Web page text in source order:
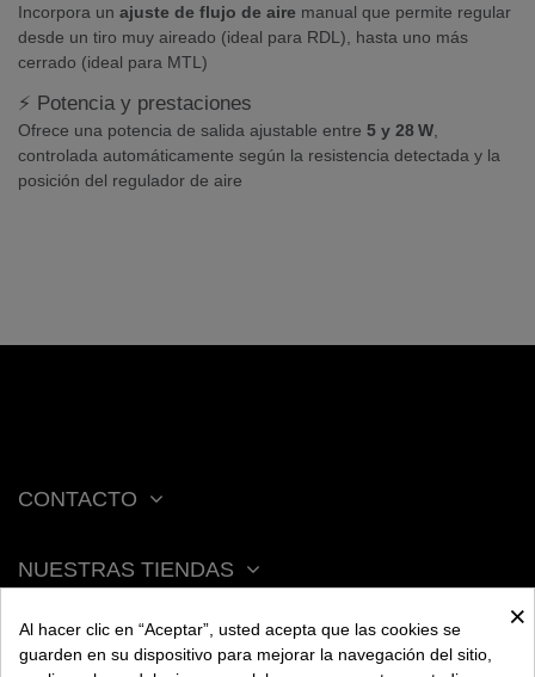
Incorpora un ajuste de flujo de aire manual que permite regular
desde un tiro muy aireado (ideal para RDL), hasta uno más
cerrado (ideal para MTL)
⚡ Potencia y prestaciones
Ofrece una potencia de salida ajustable entre 5 y 28 W,
controlada automáticamente según la resistencia detectada y la
posición del regulador de aire
CONTACTO
NUESTRAS TIENDAS
ACERCA DE BENGALA
×
Al hacer clic en “Aceptar”, usted acepta que las cookies se
guarden en su dispositivo para mejorar la navegación del sitio,